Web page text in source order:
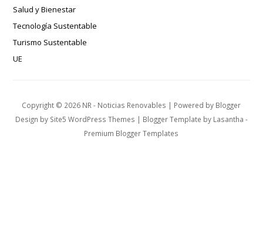
Salud y Bienestar
Tecnología Sustentable
Turismo Sustentable
UE
Copyright © 2026 NR - Noticias Renovables | Powered by Blogger
Design by Site5 WordPress Themes | Blogger Template by Lasantha -
Premium Blogger Templates